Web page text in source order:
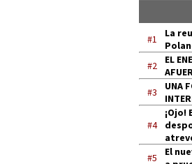
#1
La
#2
EL
#3
UNA
#4
¡Ojo!
#5
El